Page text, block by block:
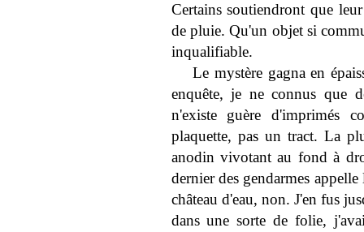
Certains soutiendront que
de pluie. Qu'un objet si
inqualifiable.
Le mystère gagna en
enquête, je ne connus que
n'existe guère d'imprimés
plaquette, pas un tract. La
anodin vivotant au fond à
dernier des gendarmes
château d'eau, non. J'en fus
dans une sorte de folie,